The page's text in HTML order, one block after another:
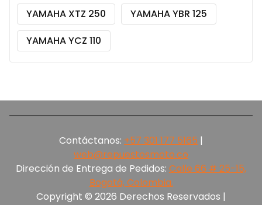
YAMAHA XTZ 250
YAMAHA YBR 125
YAMAHA YCZ 110
Contáctanos: +57 301 177 5165‬ |
web@repuestosmoto.co
Dirección de Entrega de Pedidos: Calle 66 # 25-15,
Bogotá, Colombia.
Copyright © 2026 Derechos Reservados |